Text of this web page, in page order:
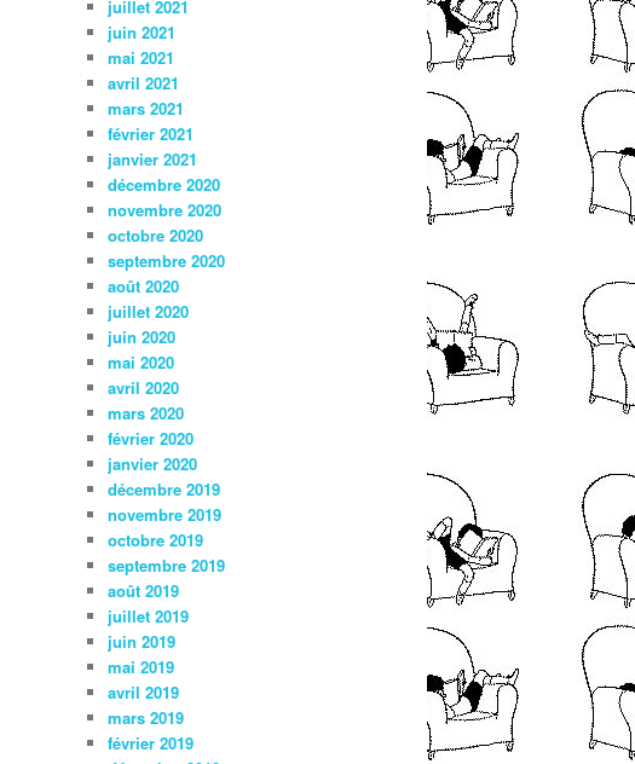
juillet 2021
juin 2021
mai 2021
avril 2021
mars 2021
février 2021
janvier 2021
décembre 2020
novembre 2020
octobre 2020
septembre 2020
août 2020
juillet 2020
juin 2020
mai 2020
avril 2020
mars 2020
février 2020
janvier 2020
décembre 2019
novembre 2019
octobre 2019
septembre 2019
août 2019
juillet 2019
juin 2019
mai 2019
avril 2019
mars 2019
février 2019